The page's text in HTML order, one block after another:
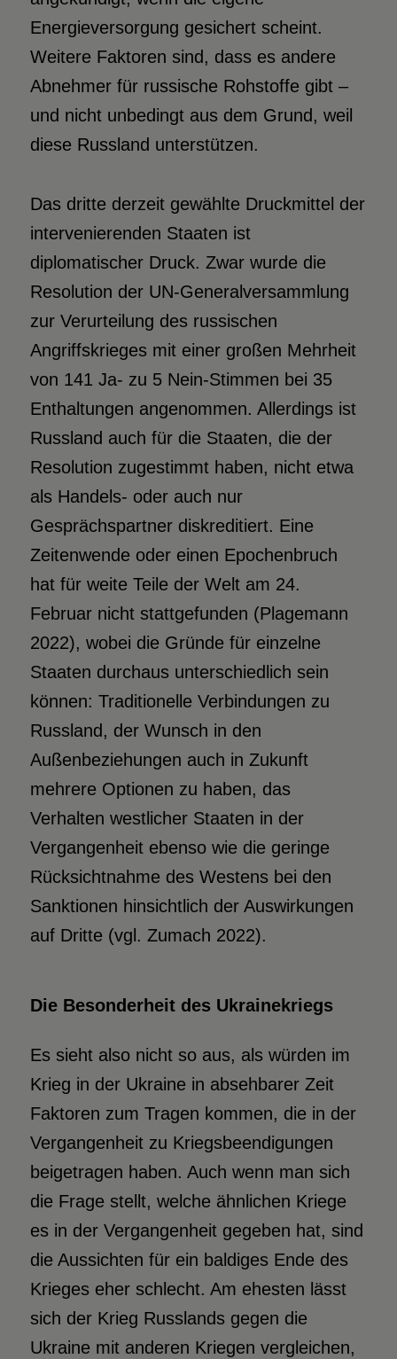
Energieversorgung gesichert scheint.
Weitere Faktoren sind, dass es andere
Abnehmer für russische Rohstoffe gibt –
und nicht unbedingt aus dem Grund, weil
diese Russland unterstützen.
Das dritte derzeit gewählte Druckmittel der
intervenierenden Staaten ist
diplomatischer Druck. Zwar wurde die
Resolution der UN-Generalversammlung
zur Verurteilung des russischen
Angriffskrieges mit einer großen Mehrheit
von 141 Ja- zu 5 Nein-Stimmen bei 35
Enthaltungen angenommen. Allerdings ist
Russland auch für die Staaten, die der
Resolution zugestimmt haben, nicht etwa
als Handels- oder auch nur
Gesprächspartner diskreditiert. Eine
Zeitenwende oder einen Epochenbruch
hat für weite Teile der Welt am 24.
Februar nicht stattgefunden (Plagemann
2022), wobei die Gründe für einzelne
Staaten durchaus unterschiedlich sein
können: Traditionelle Verbindungen zu
Russland, der Wunsch in den
Außenbeziehungen auch in Zukunft
mehrere Optionen zu haben, das
Verhalten westlicher Staaten in der
Vergangenheit ebenso wie die geringe
Rücksichtnahme des Westens bei den
Sanktionen hinsichtlich der Auswirkungen
auf Dritte (vgl. Zumach 2022).
Die Besonderheit des Ukrainekriegs
Es sieht also nicht so aus, als würden im
Krieg in der Ukraine in absehbarer Zeit
Faktoren zum Tragen kommen, die in der
Vergangenheit zu Kriegsbeendigungen
beigetragen haben. Auch wenn man sich
die Frage stellt, welche ähnlichen Kriege
es in der Vergangenheit gegeben hat, sind
die Aussichten für ein baldiges Ende des
Krieges eher schlecht. Am ehesten lässt
sich der Krieg Russlands gegen die
Ukraine mit anderen Kriegen vergleichen,